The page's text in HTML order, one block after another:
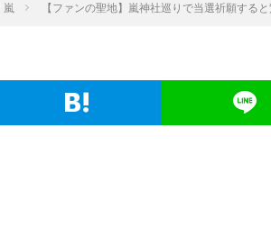
嵐 【ファンの聖地】嵐神社巡りで当選祈願する